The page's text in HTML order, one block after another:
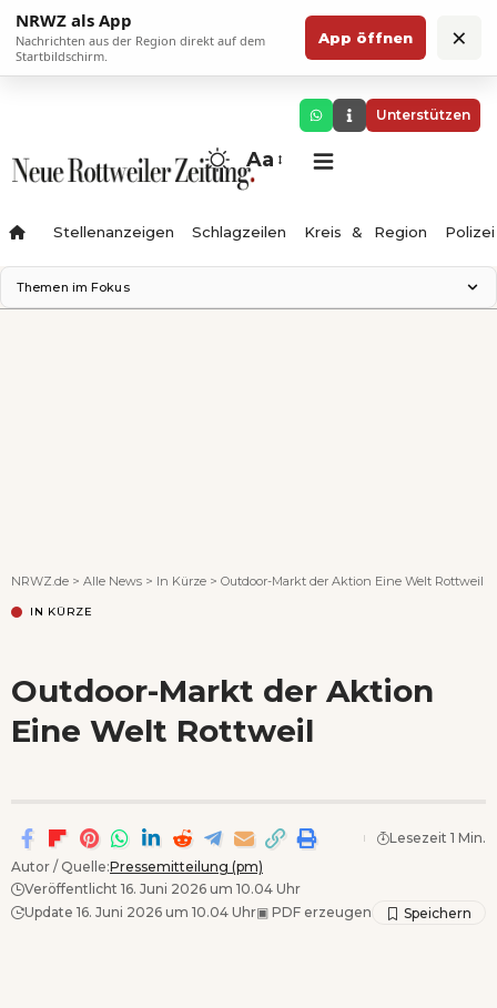
NRWZ als App
Nachrichten aus der Region direkt auf dem
Startbildschirm.
App öffnen ×
Unterstützen
Aa
Stellenanzeigen Schlagzeilen Kreis & Region Polizei
Themen im Fokus
NRWZ.de > Alle News > In Kürze > Outdoor-Markt der Aktion Eine Welt Rottweil
IN KÜRZE
Outdoor-Markt der Aktion
Eine Welt Rottweil
Autor / Quelle:Pressemitteilung (pm)
Veröffentlicht 16. Juni 2026 um 10.04 Uhr
Update 16. Juni 2026 um 10.04 Uhr▣ PDF erzeugen
Lesezeit 1 Min.